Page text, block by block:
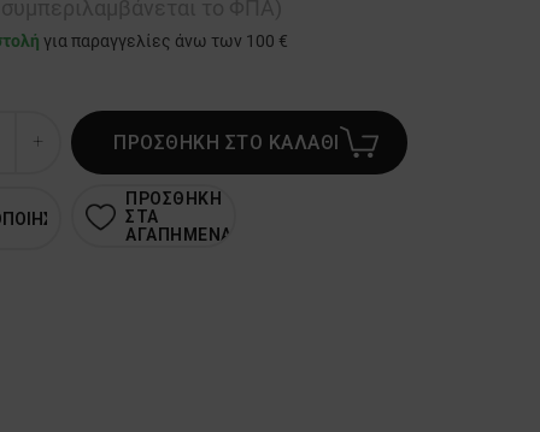
για παραγγελίες άνω των 100 €
ΠΡΟΣΘΗΚΗ ΣΤΟ ΚΑΛΑΘΙ
ΠΡΟΣΘΗΚΗ
ΣΤΑ
ΑΓΑΠΗΜΕΝΑ